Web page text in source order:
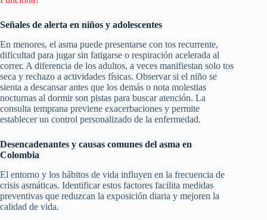
Señales de alerta en niños y adolescentes
En menores, el asma puede presentarse con tos recurrente,
dificultad para jugar sin fatigarse o respiración acelerada al
correr. A diferencia de los adultos, a veces manifiestan solo tos
seca y rechazo a actividades físicas. Observar si el niño se
sienta a descansar antes que los demás o nota molestias
nocturnas al dormir son pistas para buscar atención. La
consulta temprana previene exacerbaciones y permite
establecer un control personalizado de la enfermedad.
Desencadenantes y causas comunes del asma en
Colombia
El entorno y los hábitos de vida influyen en la frecuencia de
crisis asmáticas. Identificar estos factores facilita medidas
preventivas que reduzcan la exposición diaria y mejoren la
calidad de vida.